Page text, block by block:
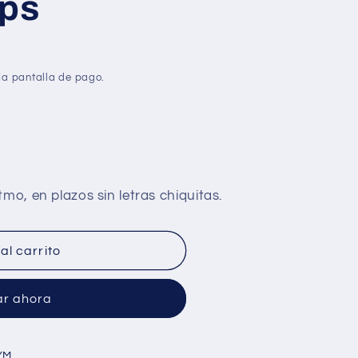
pantalla de pago.
carrito
ahora